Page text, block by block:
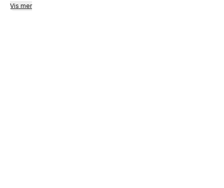
Vis mer